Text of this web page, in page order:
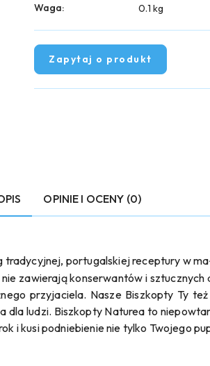
Waga:
0.1 kg
Zapytaj o produkt
OPINIE I OCENY (0)
tradycyjnej, portugalskiej receptury w
zawierają konserwantów i
przyjaciela. Nasze Biszkopty Ty
dla ludzi. Biszkopty Naturea to
i kusi podniebienie nie tylko Twojego